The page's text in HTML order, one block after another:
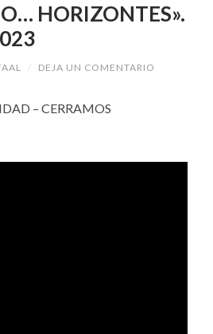
HORIZONTES».
/ DEJA UN COMENTARIO
– CERRAMOS